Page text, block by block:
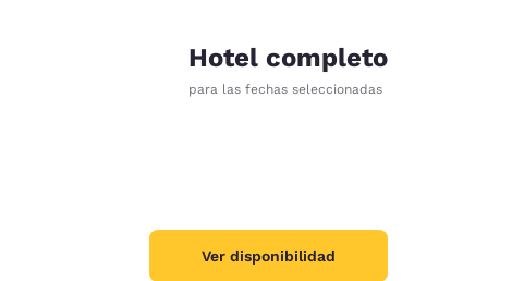
Hotel completo
para las fechas seleccionadas
Ver disponibilidad